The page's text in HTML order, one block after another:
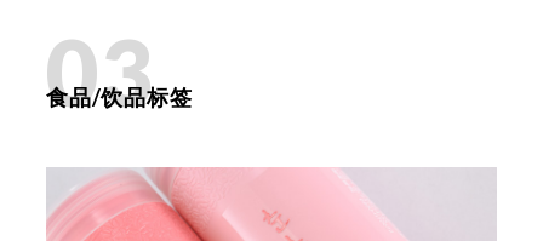
03
食品/饮品标签